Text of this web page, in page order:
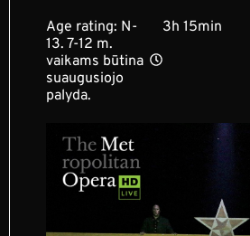
Age rating: N-
13. 7-12 m.
vaikams būtina
suaugusiojo
palyda.
3h 15min